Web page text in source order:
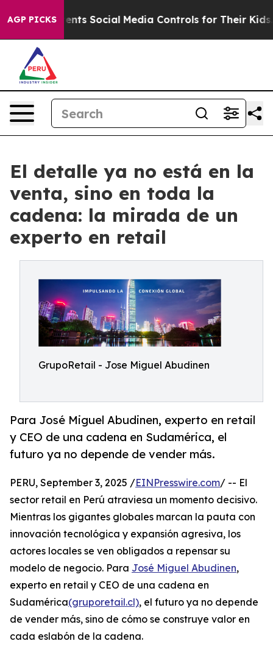
AGP PICKS
Parents Social Media Controls for Their Kids.
El detalle ya no está en la
venta, sino en toda la
cadena: la mirada de un
experto en retail
GrupoRetail - Jose Miguel Abudinen
Para José Miguel Abudinen, experto en retail
y CEO de una cadena en Sudamérica, el
futuro ya no depende de vender más.
PERU, September 3, 2025 /EINPresswire.com/ -- El
sector retail en Perú atraviesa un momento decisivo.
Mientras los gigantes globales marcan la pauta con
innovación tecnológica y expansión agresiva, los
actores locales se ven obligados a repensar su
modelo de negocio. Para José Miguel Abudinen,
experto en retail y CEO de una cadena en
Sudamérica(gruporetail.cl), el futuro ya no depende
de vender más, sino de cómo se construye valor en
cada eslabón de la cadena.